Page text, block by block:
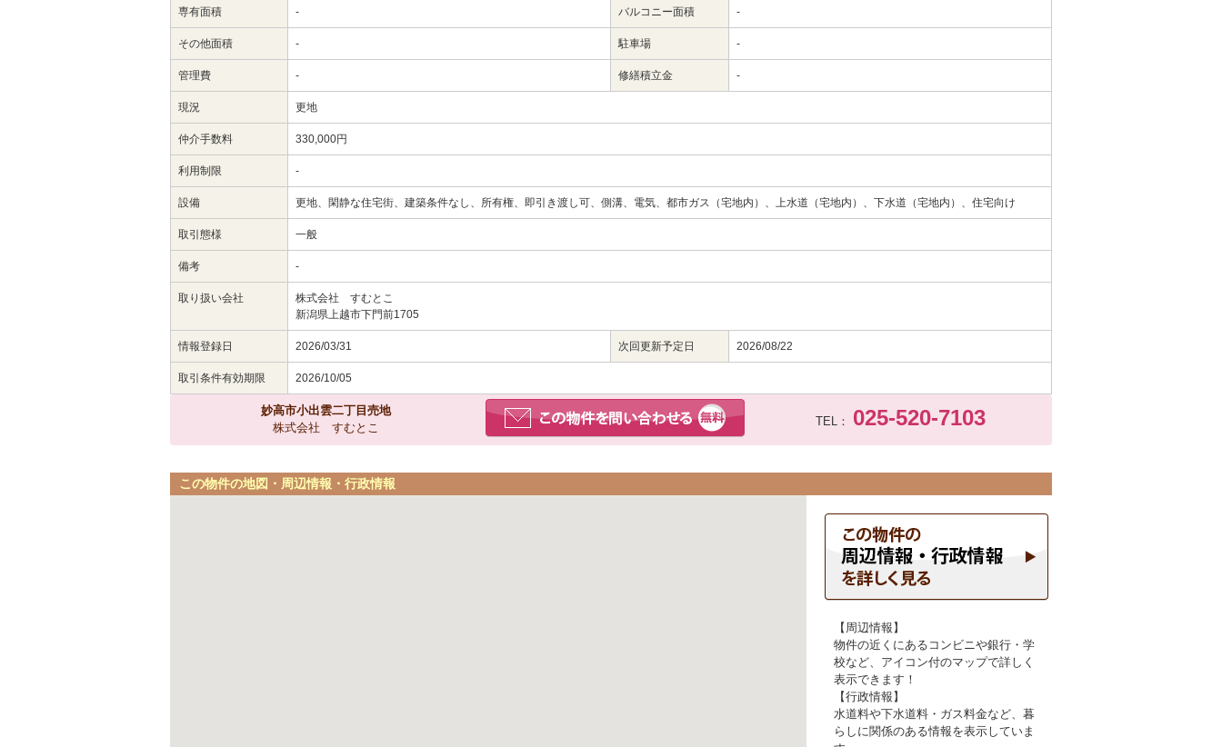
専有面積 - バルコニー面積 -
その他面積 - 駐車場 -
管理費 - 修繕積立金 -
現況 更地
仲介手数料 330,000円
利用制限 -
設備 更地、閑静な住宅街、建築条件なし、所有権、即引き渡し可、側溝、電気、都市ガス（宅地内）、上水道（宅地内）、下水道（宅地内）、住宅向け
取引態様 一般
備考 -
取り扱い会社
株式会社 すむとこ
新潟県上越市下門前1705
情報登録日 2026/03/31 次回更新予定日 2026/08/22
取引条件有効期限 2026/10/05
妙高市小出雲二丁目売地
株式会社 すむとこ
TEL： 025-520-7103
この物件の地図・周辺情報・行政情報
【周辺情報】
物件の近くにあるコンビニや銀行・学
校など、アイコン付のマップで詳しく
表示できます！
【行政情報】
水道料や下水道料・ガス料金など、暮
らしに関係のある情報を表示していま